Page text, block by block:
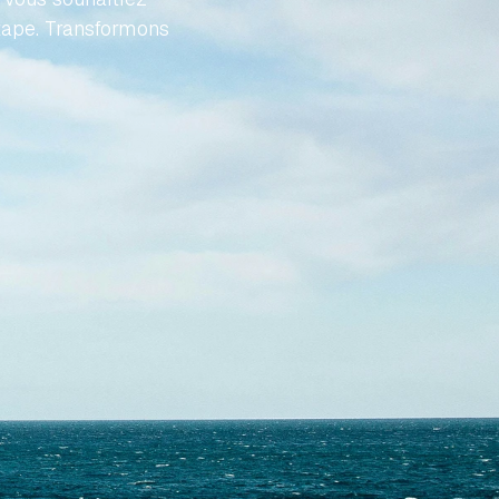
Transformons